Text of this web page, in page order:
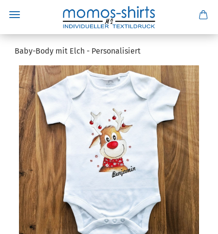
Baby-Body mit Elch - Personalisiert